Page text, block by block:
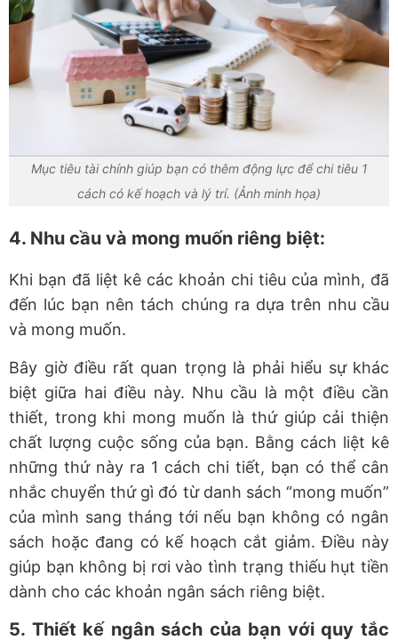
Mục tiêu tài chính giúp bạn có thêm động lực để chi tiêu 1
cách có kế hoạch và lý trí. (Ảnh minh họa)
4. Nhu cầu và mong muốn riêng biệt:
Khi bạn đã liệt kê các khoản chi tiêu của mình, đã
đến lúc bạn nên tách chúng ra dựa trên nhu cầu
và mong muốn.
Bây giờ điều rất quan trọng là phải hiểu sự khác
biệt giữa hai điều này. Nhu cầu là một điều cần
thiết, trong khi mong muốn là thứ giúp cải thiện
chất lượng cuộc sống của bạn. Bằng cách liệt kê
những thứ này ra 1 cách chi tiết, bạn có thể cân
nhắc chuyển thứ gì đó từ danh sách “mong muốn”
của mình sang tháng tới nếu bạn không có ngân
sách hoặc đang có kế hoạch cắt giảm. Điều này
giúp bạn không bị rơi vào tình trạng thiếu hụt tiền
dành cho các khoản ngân sách riêng biệt.
5. Thiết kế ngân sách của bạn với quy tắc